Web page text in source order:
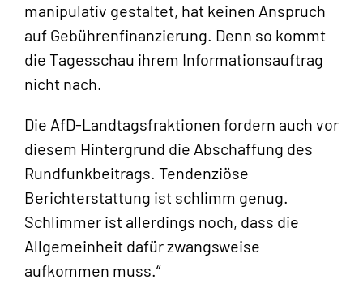
manipulativ gestaltet, hat keinen Anspruch
auf Gebührenfinanzierung. Denn so kommt
die Tagesschau ihrem Informationsauftrag
nicht nach.
Die AfD-Landtagsfraktionen fordern auch vor
diesem Hintergrund die Abschaffung des
Rundfunkbeitrags. Tendenziöse
Berichterstattung ist schlimm genug.
Schlimmer ist allerdings noch, dass die
Allgemeinheit dafür zwangsweise
aufkommen muss.“